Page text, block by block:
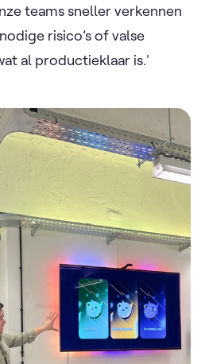
teams sneller verkennen
risico’s of valse
al productieklaar is.'